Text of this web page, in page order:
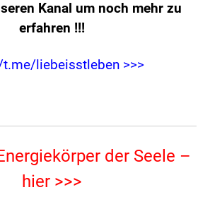
Kanal um noch mehr zu
erfahren !!!
liebeisstleben >>>
der Seele –
hier >>>